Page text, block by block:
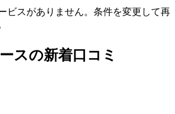
ビスがありません。条件を変更して再
スの新着口コミ